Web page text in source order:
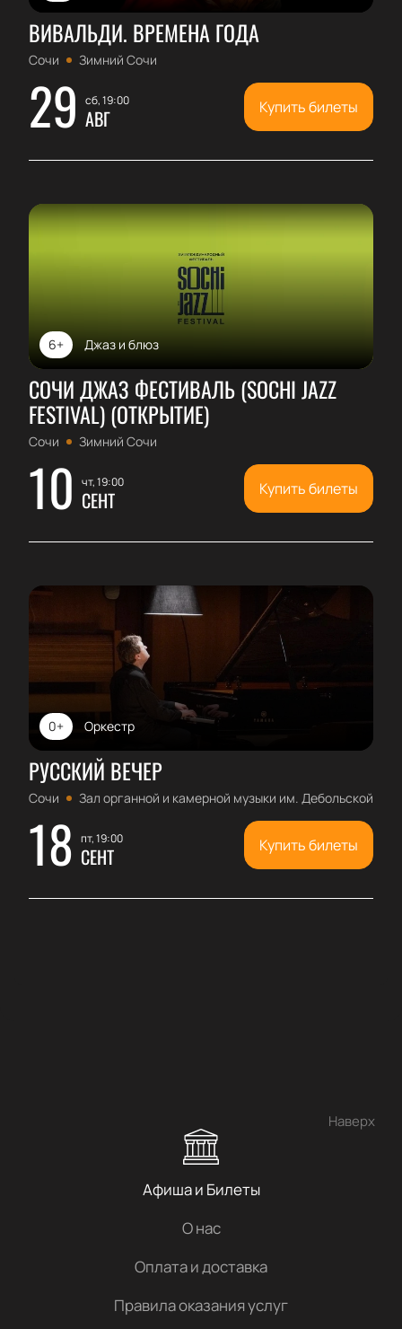
ВИВАЛЬДИ. ВРЕМЕНА ГОДА
Сочи Зимний Сочи
29 сб, 19:00
АВГ Купить билеты
Джаз и блюз
6+
СОЧИ ДЖАЗ ФЕСТИВАЛЬ (SOCHI JAZZ
FESTIVAL) (ОТКРЫТИЕ)
Сочи Зимний Сочи
10 чт, 19:00
СЕНТ Купить билеты
Оркестр
0+
РУССКИЙ ВЕЧЕР
Сочи Зал органной и камерной музыки им. Дебольской
18 пт, 19:00
СЕНТ Купить билеты
Наверх
Афиша и Билеты
О нас
Оплата и доставка
Правила оказания услуг